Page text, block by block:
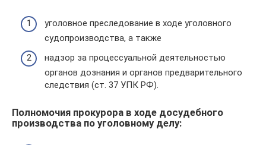
уголовное преследование в ходе уголовного
судопроизводства, а также
надзор за процессуальной деятельностью
органов дознания и органов предварительного
следствия (ст. 37 УПК РФ).
Полномочия прокурора в ходе досудебного
производства по уголовному делу: